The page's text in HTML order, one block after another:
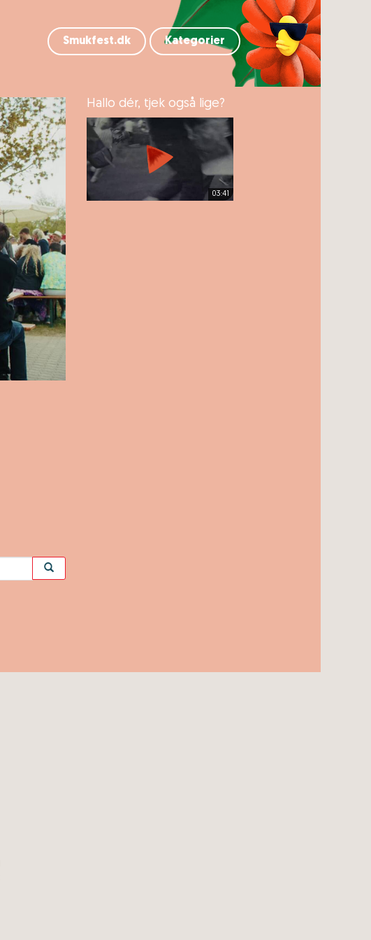
Smukfest.dk Kategorier
Hallo dér, tjek også lige?
03:41